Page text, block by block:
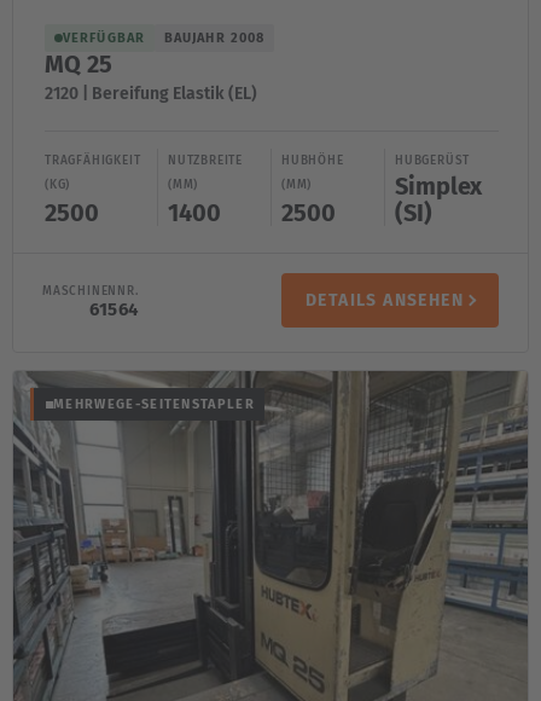
AMERICA
Brasil
Português
United States
English
VERFÜGBAR BAUJAHR 2008
MQ 25
2120 | Bereifung Elastik (EL)
TRAGFÄHIGKEIT
(KG)
2500
NUTZBREITE
(MM)
1400
HUBHÖHE
(MM)
2500
HUBGERÜST
Simplex
(SI)
MASCHINENNR.
61564 DETAILS ANSEHEN
MEHRWEGE-SEITENSTAPLER